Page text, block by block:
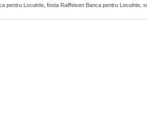
pentru Locuinte, fosta Raiffeisen Banca pentru Locuinte,